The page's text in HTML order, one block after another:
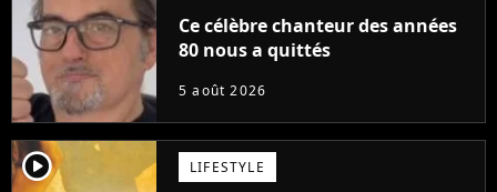
Ce célèbre chanteur des années
80 nous a quittés
5 août 2026
player2 LIFESTYLE